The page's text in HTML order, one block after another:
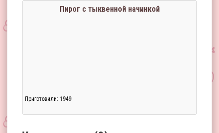
Пирог с тыквенной начинкой
Приготовили: 1949